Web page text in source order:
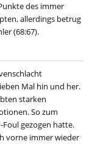
des immer
allerdings betrug
(68:67).
Mal hin und her.
starken
So zum
Foul gezogen hatte.
vorne immer wieder